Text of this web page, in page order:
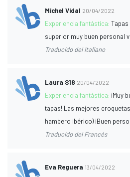
Michel Vidal 20/04/2022
Experiencia fantástica:
superior muy buen personal
Traducido del Italiano
Laura S18 20/04/2022
Experiencia fantástica: ¡Muy
tapas! Las mejores
hambero ibérico) ¡Buen
Traducido del Francés
Eva Reguera 13/04/2022